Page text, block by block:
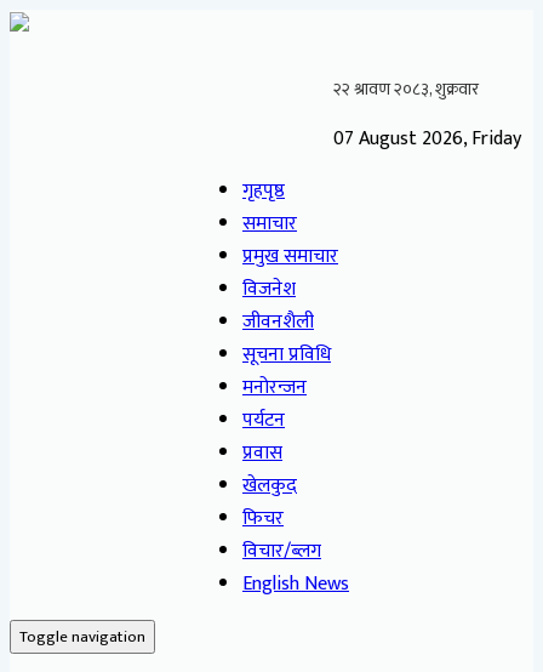
07 August 2026, Friday
गृहपृष्ठ
समाचार
प्रमुख समाचार
विजनेश
जीवनशैली
सूचना प्रविधि
मनोरन्जन
पर्यटन
प्रवास
खेलकुद
फिचर
विचार/ब्लग
English News
Toggle navigation